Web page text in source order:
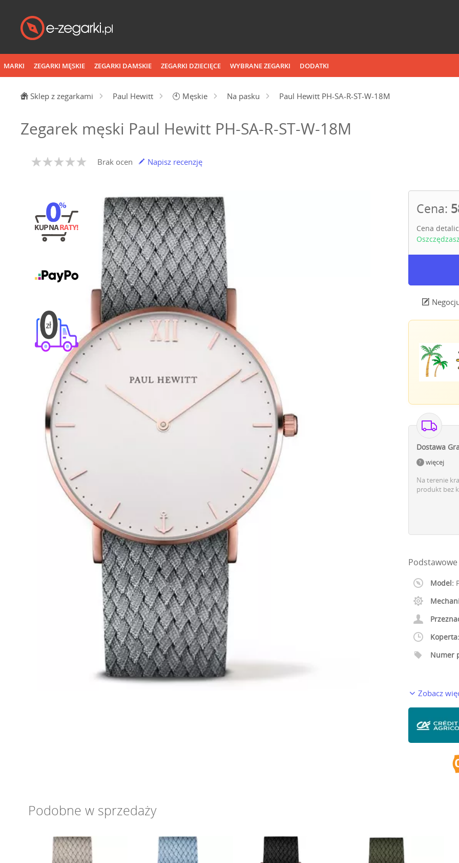
MARKI ZEGARKI MĘSKIE ZEGARKI DAMSKIE ZEGARKI DZIECIĘCE WYBRANE ZEGARKI DODATKI
Sklep z zegarkami Paul Hewitt 🕙 Męskie Na pasku Paul Hewitt PH-SA-R-ST-W-18M
Zegarek męski Paul Hewitt PH-SA-R-ST-W-18M
Brak ocen Napisz recenzję
Cena:
Cena
Dostawa
więcej
Na terenie
produkt bez
Podstawowe
Model:
Koperta:
Numer
Zobacz
Podobne w sprzedaży